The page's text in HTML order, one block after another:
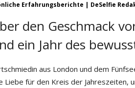
Erfahrungsberichte DeSelfie
den Geschmack
ein Jahr des
aus London und dem
für den Kreis der Jahreszeiten,